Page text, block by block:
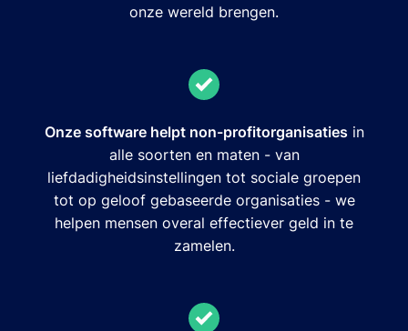
onze wereld brengen.
Onze software helpt non-profitorganisatiesin
alle soorten en maten - van
liefdadigheidsinstellingen tot sociale groepen
tot op geloof gebaseerde organisaties - we
helpen mensen overal effectiever geld in te
zamelen.